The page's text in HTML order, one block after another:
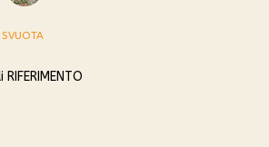
6
SVUOTA